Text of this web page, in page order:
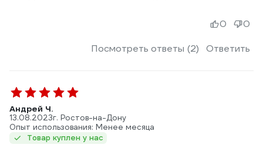
Посмотреть ответы (2) Ответить
0 0
Андрей Ч.
13.08.2023г. Ростов-на-Дону
Опыт использования: Менее месяца
Товар куплен у нас